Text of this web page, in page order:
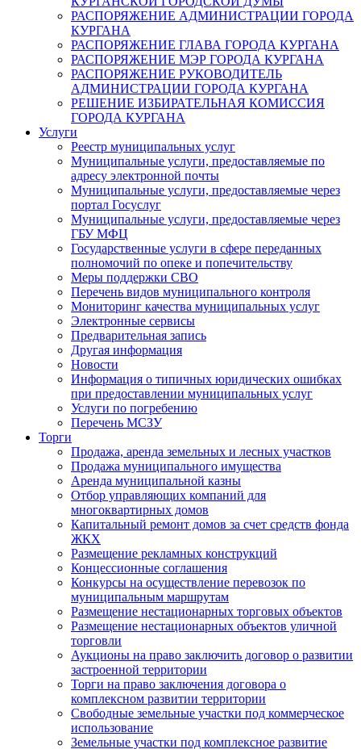
РАСПОРЯЖЕНИЕ АДМИНИСТРАЦИИ ГОРОДА
КУРГАНА
РАСПОРЯЖЕНИЕ ГЛАВА ГОРОДА КУРГАНА
РАСПОРЯЖЕНИЕ МЭР ГОРОДА КУРГАНА
РАСПОРЯЖЕНИЕ РУКОВОДИТЕЛЬ
АДМИНИСТРАЦИИ ГОРОДА КУРГАНА
РЕШЕНИЕ ИЗБИРАТЕЛЬНАЯ КОМИССИЯ
ГОРОДА КУРГАНА
Услуги
Реестр муниципальных услуг
Муниципальные услуги, предоставляемые по
адресу электронной почты
Муниципальные услуги, предоставляемые через
портал Госуслуг
Муниципальные услуги, предоставляемые через
ГБУ МФЦ
Государственные услуги в сфере переданных
полномочий по опеке и попечительству
Меры поддержки СВО
Перечень видов муниципального контроля
Мониторинг качества муниципальных услуг
Электронные сервисы
Предварительная запись
Другая информация
Новости
Информация о типичных юридических ошибках
при предоставлении муниципальных услуг
Услуги по погребению
Перечень МСЗУ
Торги
Продажа, аренда земельных и лесных участков
Продажа муниципального имущества
Аренда муниципальной казны
Отбор управляющих компаний для
многоквартирных домов
Капитальный ремонт домов за счет средств фонда
ЖКХ
Размещение рекламных конструкций
Концессионные соглашения
Конкурсы на осуществление перевозок по
муниципальным маршрутам
Размещение нестационарных торговых объектов
Размещение нестационарных объектов уличной
торговли
Аукционы на право заключить договор о развитии
застроенной территории
Торги на право заключения договора о
комплексном развитии территории
Свободные земельные участки под коммерческое
использование
Земельные участки под комплексное развитие